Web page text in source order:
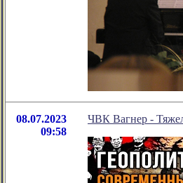
08.07.2023
09:58
ЧВК Вагнер -